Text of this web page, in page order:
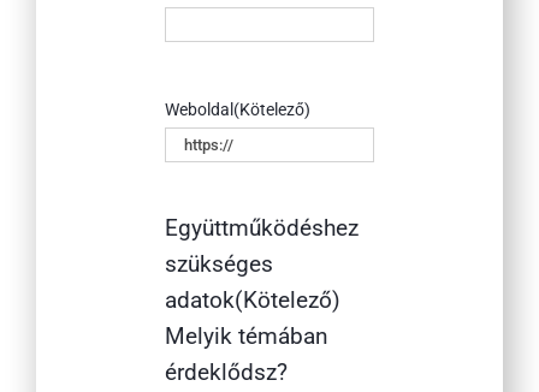
Weboldal (Kötelező)
Együttműködéshez
szükséges
adatok(Kötelező)
Melyik témában
érdeklődsz?